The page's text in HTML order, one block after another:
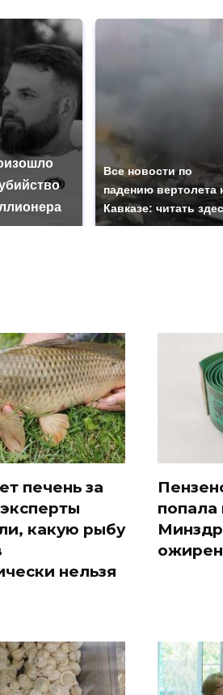
Все новости по
падению вертолета
Кавказе: читать
печень за
какую рыбу
нельзя
попала